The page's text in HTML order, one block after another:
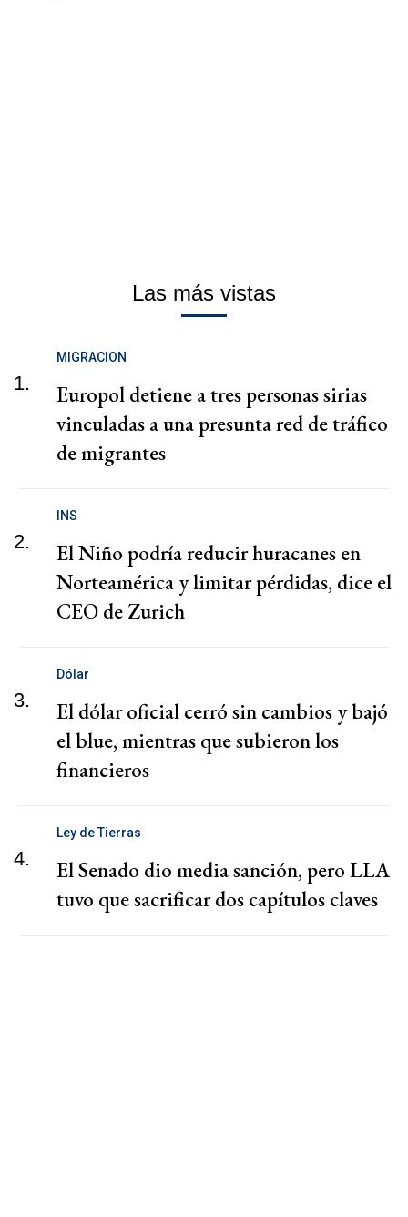
Las más vistas
1.
MIGRACION
Europol detiene a tres personas sirias
vinculadas a una presunta red de tráfico
de migrantes
2.
INS
El Niño podría reducir huracanes en
Norteamérica y limitar pérdidas, dice el
CEO de Zurich
3.
Dólar
El dólar oficial cerró sin cambios y bajó
el blue, mientras que subieron los
financieros
4.
Ley de Tierras
El Senado dio media sanción, pero LLA
tuvo que sacrificar dos capítulos claves